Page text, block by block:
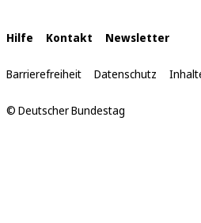
Interne
Links
Hilfe Kontakt Newsletter
Barrierefreiheit Datenschutz
© Deutscher Bundestag